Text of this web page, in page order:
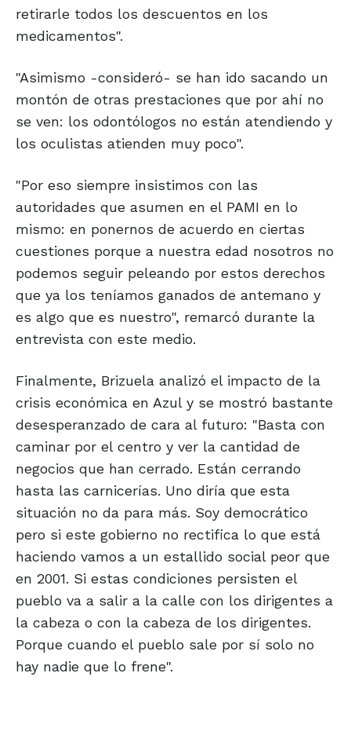
retirarle todos los descuentos en los
medicamentos".
"Asimismo -consideró- se han ido sacando un
montón de otras prestaciones que por ahí no
se ven: los odontólogos no están atendiendo y
los oculistas atienden muy poco".
"Por eso siempre insistimos con las
autoridades que asumen en el PAMI en lo
mismo: en ponernos de acuerdo en ciertas
cuestiones porque a nuestra edad nosotros no
podemos seguir peleando por estos derechos
que ya los teníamos ganados de antemano y
es algo que es nuestro", remarcó durante la
entrevista con este medio.
Finalmente, Brizuela analizó el impacto de la
crisis económica en Azul y se mostró bastante
desesperanzado de cara al futuro: "Basta con
caminar por el centro y ver la cantidad de
negocios que han cerrado. Están cerrando
hasta las carnicerías. Uno diría que esta
situación no da para más. Soy democrático
pero si este gobierno no rectifica lo que está
haciendo vamos a un estallido social peor que
en 2001. Si estas condiciones persisten el
pueblo va a salir a la calle con los dirigentes a
la cabeza o con la cabeza de los dirigentes.
Porque cuando el pueblo sale por sí solo no
hay nadie que lo frene".